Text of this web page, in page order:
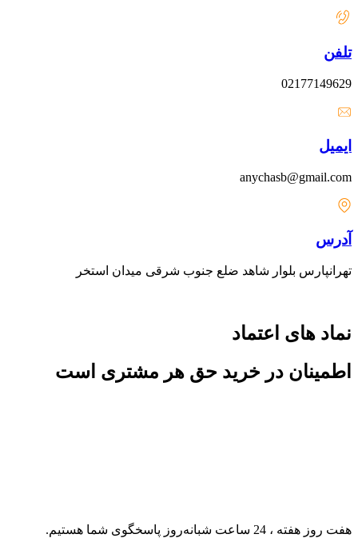
تلفن
02177149629
ایمیل
anychasb@gmail.com
آدرس
تهرانپارس بلوار شاهد ضلع جنوب شرقی میدان استخر
نماد های اعتماد
اطمینان در خرید حق هر مشتری است
هفت روز هفته ، 24 ساعت شبانه‌روز پاسخگوی شما هستیم.